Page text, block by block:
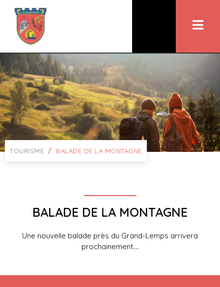
TOURISME / BALADE DE LA MONTAGNE
BALADE DE LA MONTAGNE
Une nouvelle balade près du Grand-Lemps arrivera
prochainement.…